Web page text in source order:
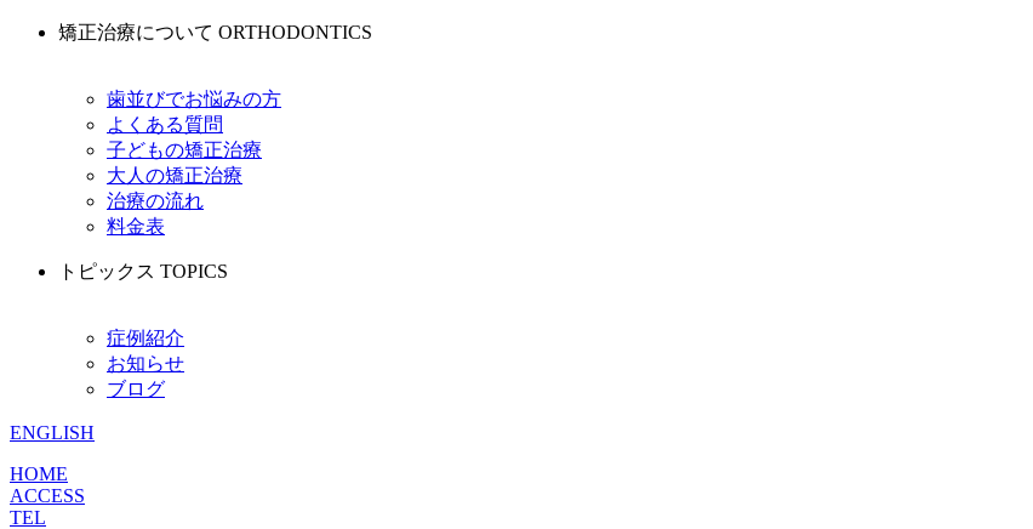
矯正治療について ORTHODONTICS
歯並びでお悩みの方
よくある質問
子どもの矯正治療
大人の矯正治療
治療の流れ
料金表
トピックス TOPICS
症例紹介
お知らせ
ブログ
ENGLISH
HOME
ACCESS
TEL